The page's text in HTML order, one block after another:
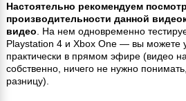
Настоятельно рекомендуем
производительности данной
видео. На нем одновременно
Playstation 4 и Xbox One — вы можете
практически в прямом эфире (видео
собственно, ничего не нужно
разницу).